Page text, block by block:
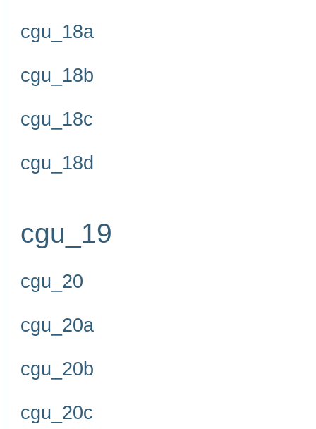
cgu_18a
cgu_18b
cgu_18c
cgu_18d
cgu_19
cgu_20
cgu_20a
cgu_20b
cgu_20c